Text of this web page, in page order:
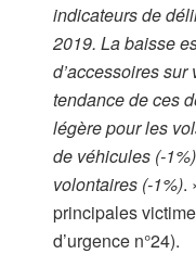
indicateurs de
2019. La baisse
d’accessoires
tendance de ces
légère pour les
de véhicules (-
volontaires (-1%).
principales
d’urgence n°24).